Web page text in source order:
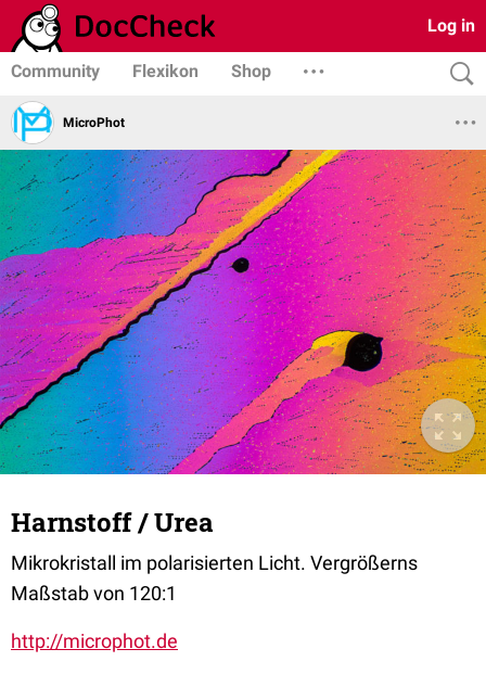
Log in
Community Flexikon Shop
MicroPhot
Harnstoff / Urea
Mikrokristall im polarisierten Licht. Vergrößerns
Maßstab von 120:1
http://microphot.de